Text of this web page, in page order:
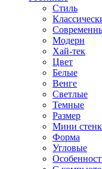
Стиль
Модерн
Хай-тек
Цвет
Белые
Венге
Светлые
Темные
Размер
Мини
Форма
Угловые